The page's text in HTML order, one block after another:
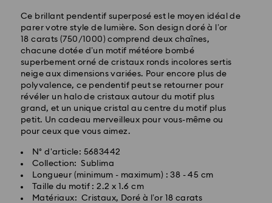
Ce brillant pendentif superposé est le moyen idéal de
parer votre style de lumière. Son design doré à l’or
18 carats (750/1000) comprend deux chaînes,
chacune dotée d’un motif météore bombé
superbement orné de cristaux ronds incolores sertis
neige aux dimensions variées. Pour encore plus de
polyvalence, ce pendentif peut se retourner pour
révéler un halo de cristaux autour du motif plus
grand, et un unique cristal au centre du motif plus
petit. Un cadeau merveilleux pour vous-même ou
pour ceux que vous aimez.
N° d'article: 5683442
Collection: Sublima
Longueur (minimum - maximum) : 38 - 45 cm
Taille du motif : 2.2 x 1.6 cm
Matériaux: Cristaux, Doré à l’or 18 carats